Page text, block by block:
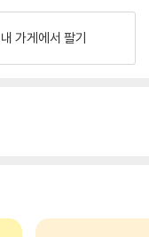
내 가게에서 팔기